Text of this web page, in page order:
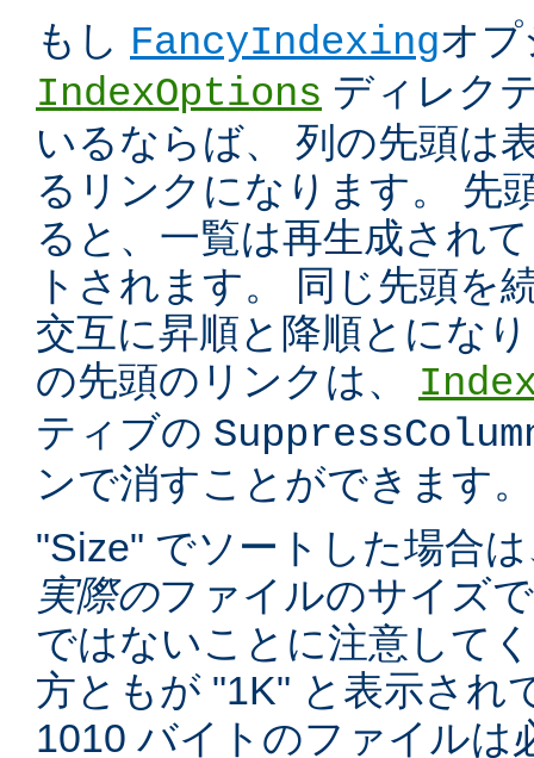
もし FancyIndexingオ
IndexOptions ディレク
いるならば、 列の先頭は
るリンクになります。 先
ると、一覧は再生成され
トされます。 同じ先頭を
交互に昇順と降順とにな
の先頭のリンクは、
ティブの
ンで消すことができます。
"Size" でソートした場合
実際のファイルのサイズ
ではないことに注意して
方ともが "1K" と表示され
1010 バイトのファイルは